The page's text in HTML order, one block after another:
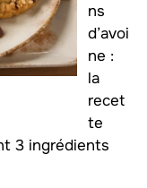
ns
d’avoi
ne :
la
recet
te
3 ingrédients